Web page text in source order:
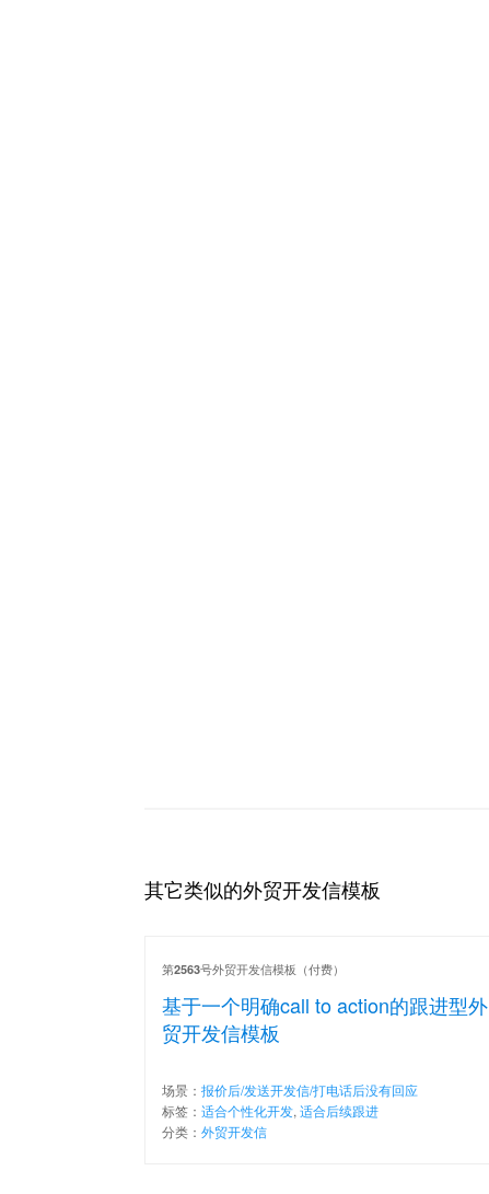
其它类似的外贸开发信模板
基于一个明确call to action的跟进型外
贸开发信模板
第2563号外贸开发信模板（付费）
场景： 报价后/发送开发信/打电话后没有回应
标签： 适合个性化开发, 适合后续跟进
分类： 外贸开发信